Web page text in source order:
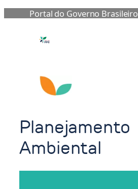
Portal do Governo Brasileiro
Planejamento
Ambiental